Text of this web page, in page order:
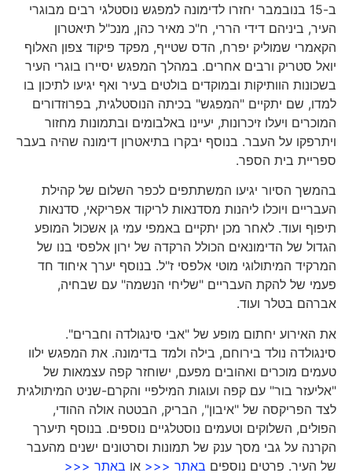
ב-15 בנובמבר יחזרו לדימונה למפגש נוסטלגי רבים מבוגרי
העיר, ביניהם דידי הררי, ח"כ מאיר כהן, מנכ"ל תיאטרון
הקאמרי שמוליק יפרח, הדס שטייף, מפקד פיקוד צפון האלוף
יואל סטריק ורבים אחרים. במהלך המפגש יסיירו בוגרי העיר
בשכונות הוותיקות ובמוקדים בולטים בעיר ואף יגיעו לתיכון בו
למדו, שם יתקיים "המפגש" בכיתה הנוסטלגית, בפרוזדורים
המוכרים ויעלו זיכרונות, יעיינו באלבומים ובתמונות מחזור
ויתרפקו על העבר. בנוסף יבקרו בתיאטרון דימונה שהיה בעבר
ספריית בית הספר.
בהמשך הסיור יגיעו המשתתפים לכפר השלום של קהילת
העבריים ויוכלו ליהנות מסדנאות לריקוד אפריקאי, סדנאות
תיפוף ועוד. לאחר מכן יתקיים באמפי עמי גן אשכול המופע
הגדול של הדימונאים הכולל הרקדה של ירון אלפסי בנו של
המרקיד המיתולוגי מוטי אלפסי ז"ל. בנוסף יערך איחוד חד
פעמי של להקת העבריים "שליחי הנשמה" עם שבחיה,
אברהם בטלר ועוד.
את האירוע יחתום מופע של "אבי סינגולדה וחברים".
סינגולדה נולד בירוחם, בילה ולמד בדימונה. את המפגש ילוו
טעמים מוכרים ואהובים מפעם, ישוחזר קפה עצמאות של
"אליעזר בור" עם קפה ועוגות המילפיי והקרם-שניט המיתולגית
לצד הפריקסה של "איבון", הבריק, הבטטה אולה ההודי,
הפולים, השלוקים וטעמים נוסטלגיים נוספים. בנוסף תיערך
הקרנה על גבי מסך ענק של תמונות וסרטונים ישנים מהעבר
של העיר. פרטים נוספיםבאתר <<<או באתר <<<